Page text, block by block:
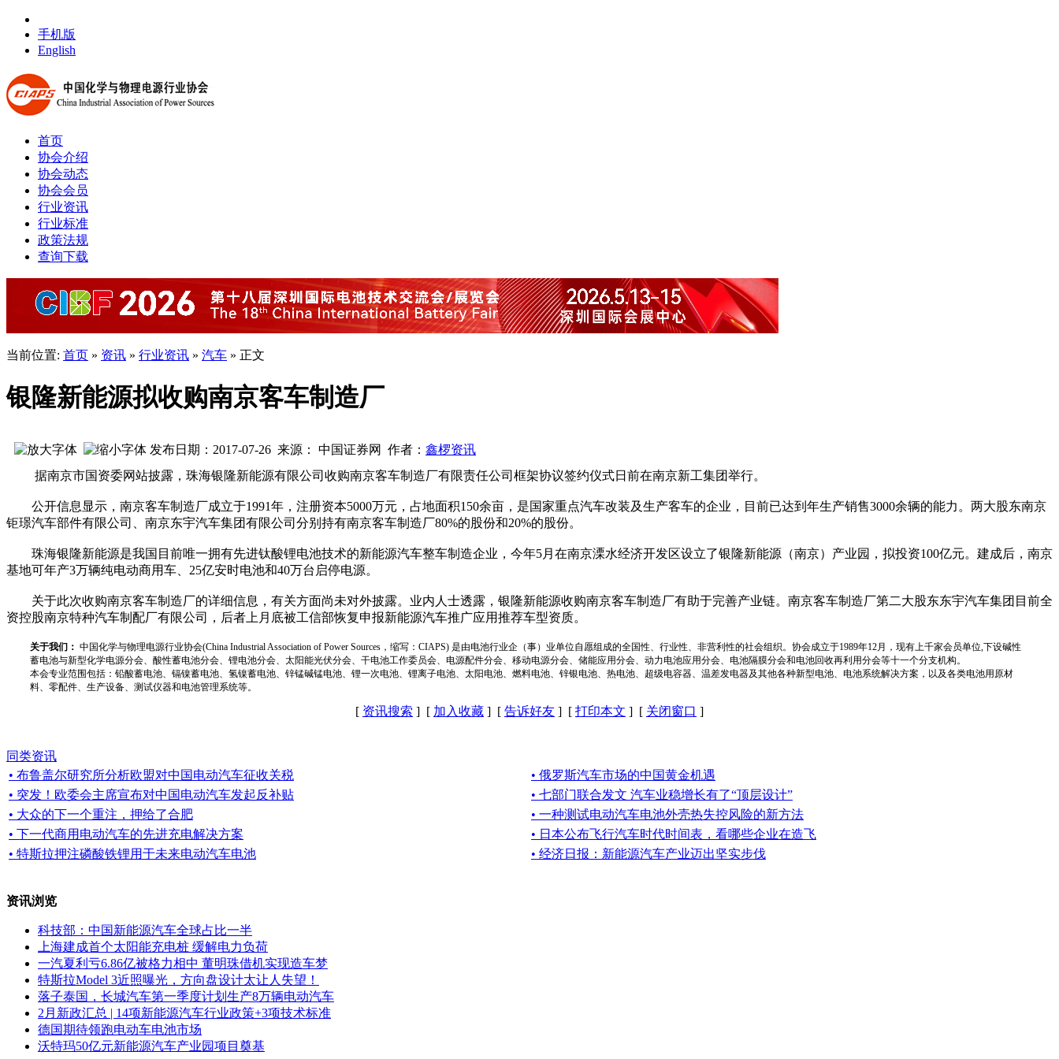
手机版
English
首页
协会介绍
协会动态
协会会员
行业资讯
行业标准
政策法规
查询下载
当前位置: 首页 » 资讯 » 行业资讯 » 汽车 » 正文
银隆新能源拟收购南京客车制造厂
发布日期：2017-07-26 来源： 中国证券网 作者： 鑫椤资讯
据南京市国资委网站披露，珠海银隆新能源有限公司收购南京客车制造厂有限责任公司框架协议签约仪式日前在南京新工集团举行。
公开信息显示，南京客车制造厂成立于1991年，注册资本5000万元，占地面积150余亩，是国家重点汽车改装及生产客车的企业，目前已达到年生产销售3000余辆的能力。两大股东南京
钜璟汽车部件有限公司、南京东宇汽车集团有限公司分别持有南京客车制造厂80%的股份和20%的股份。
珠海银隆新能源是我国目前唯一拥有先进钛酸锂电池技术的新能源汽车整车制造企业，今年5月在南京溧水经济开发区设立了银隆新能源（南京）产业园，拟投资100亿元。建成后，南京
基地可年产3万辆纯电动商用车、25亿安时电池和40万台启停电源。
关于此次收购南京客车制造厂的详细信息，有关方面尚未对外披露。业内人士透露，银隆新能源收购南京客车制造厂有助于完善产业链。南京客车制造厂第二大股东东宇汽车集团目前全
资控股南京特种汽车制配厂有限公司，后者上月底被工信部恢复申报新能源汽车推广应用推荐车型资质。
关于我们： 中国化学与物理电源行业协会(China Industrial Association of Power Sources，缩写：CIAPS) 是由电池行业企（事）业单位自愿组成的全国性、行业性、非营利性的社会组织。协会成立于1989年12月，现有上千家会员单位,下设碱性
蓄电池与新型化学电源分会、酸性蓄电池分会、锂电池分会、太阳能光伏分会、干电池工作委员会、电源配件分会、移动电源分会、储能应用分会、动力电池应用分会、电池隔膜分会和电池回收再利用分会等十一个分支机构。
本会专业范围包括：铅酸蓄电池、镉镍蓄电池、氢镍蓄电池、锌锰碱锰电池、锂一次电池、锂离子电池、太阳电池、燃料电池、锌银电池、热电池、超级电容器、温差发电器及其他各种新型电池、电池系统解决方案，以及各类电池用原材
料、零配件、生产设备、测试仪器和电池管理系统等。
[ 资讯搜索 ] [ 加入收藏 ] [ 告诉好友 ] [ 打印本文 ] [ 关闭窗口 ]
同类资讯
• 布鲁盖尔研究所分析欧盟对中国电动汽车征收关税
• 俄罗斯汽车市场的中国黄金机遇
• 突发！欧委会主席宣布对中国电动汽车发起反补贴
• 七部门联合发文 汽车业稳增长有了“顶层设计”
• 大众的下一个重注，押给了合肥
• 一种测试电动汽车电池外壳热失控风险的新方法
• 下一代商用电动汽车的先进充电解决方案
• 日本公布飞行汽车时代时间表，看哪些企业在造飞
• 特斯拉押注磷酸铁锂用于未来电动汽车电池
• 经济日报：新能源汽车产业迈出坚实步伐
资讯浏览
科技部：中国新能源汽车全球占比一半
上海建成首个太阳能充电桩 缓解电力负荷
一汽夏利亏6.86亿被格力相中 董明珠借机实现造车梦
特斯拉Model 3近照曝光，方向盘设计太让人失望！
落子泰国，长城汽车第一季度计划生产8万辆电动汽车
2月新政汇总 | 14项新能源汽车行业政策+3项技术标准
德国期待领跑电动车电池市场
沃特玛50亿元新能源汽车产业园项目奠基